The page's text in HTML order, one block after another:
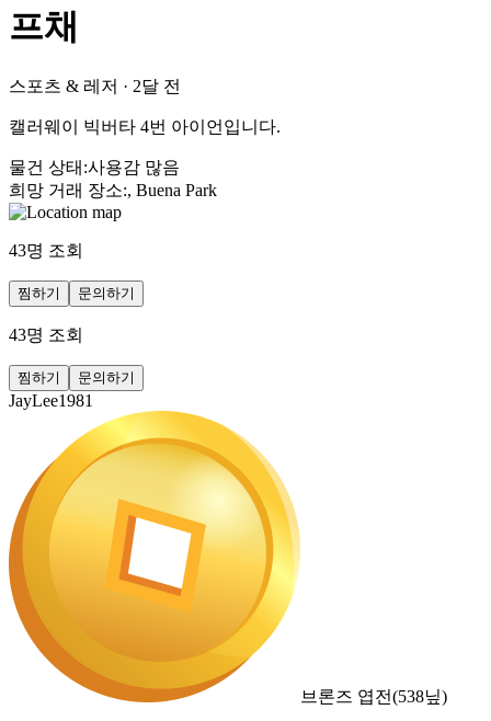
프채
스포츠 & 레저 · 2달 전
캘러웨이 빅버타 4번 아이언입니다.
물건 상태 :사용감 많음
희망 거래 장소:, Buena Park
43명 조회
찜하기 문의하기
43명 조회
찜하기 문의하기
JayLee1981
브론즈 엽전(538닢)